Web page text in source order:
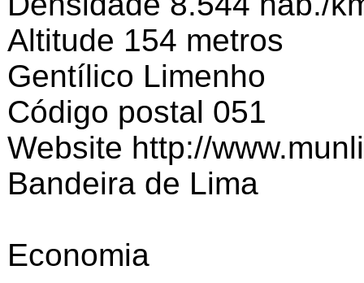
Altitude 154 metros
Gentílico Limenho
Código postal 051
Website http://
Bandeira de Lima
Economia